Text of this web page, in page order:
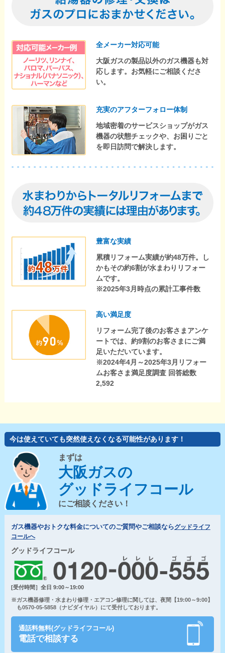
全メーカー対応可能
大阪ガスの製品以外のガス機器も対
応します。お気軽にご相談くださ
い。
充実のアフターフォロー体制
地域密着のサービスショップがガス
機器の状態チェックや、お困りごと
を即日訪問で解決します。
豊富な実績
累積リフォーム実績が約48万件。し
かもその約6割が水まわりリフォー
ムです。
※2025年3月時点の累計工事件数
高い満足度
リフォーム完了後のお客さまアンケ
ートでは、約9割のお客さまにご満
足いただいています。
※2024年4月～2025年3月リフォー
ムお客さま満足度調査 回答総数
2,592
今は使えていても突然使えなくなる可能性があります！
まずは
大阪ガスの
グッドライフコール
にご相談ください！
ガス機器やおトクな料金についてのご質問やご相談ならグッドライフ
コールへ
グッドライフコール
[受付時間］全日 9:00～19:00
※ガス機器修理・水まわり修理・エアコン修理に関しては、夜間【19:00～9:00】
も0570-05-5858（ナビダイヤル）にて受付しております。
通話料無料(グッドライフコール)
電話で相談する